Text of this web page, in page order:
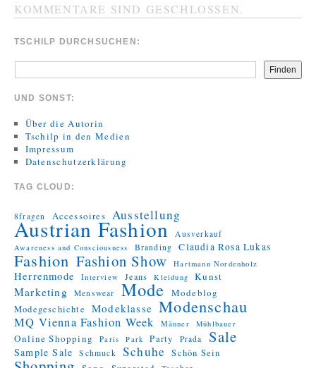
KOMMENTARE SIND GESCHLOSSEN.
TSCHILP DURCHSUCHEN:
Finden
UND SONST:
Über die Autorin
Tschilp in den Medien
Impressum
Datenschutzerklärung
TAG CLOUD:
8fragen Accessoires Ausstellung
Austrian Fashion Ausverkauf
Awareness and Consciousness Branding Claudia Rosa Lukas
Fashion Fashion Show Hartmann Nordenholz
Herrenmode Interview Jeans Kleidung Kunst
Marketing Menswear Mode Modeblog
Modegeschichte Modeklasse Modenschau
MQ Vienna Fashion Week Männer Mühlbauer
Online Shopping Paris Park Party Prada Sale
Sample Sale Schmuck Schuhe Schön Sein